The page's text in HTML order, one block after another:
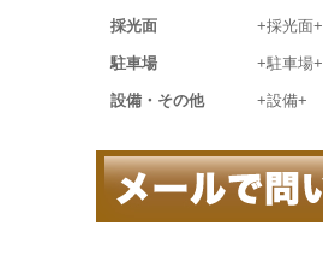
採光面 +採光面+
駐車場 +駐車場+
設備・その他 +設備+